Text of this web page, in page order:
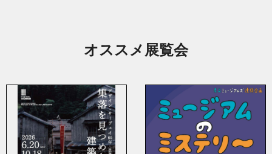
オススメ展覧会